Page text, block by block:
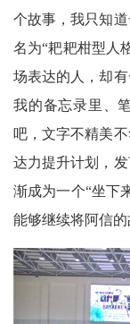
个故事，我只知
名为“耙耙柑型人
场表达的人，却
我的备忘录里、
吧，文字不精美
达力提升计划，
渐成为一个“坐下
能够继续将阿信的